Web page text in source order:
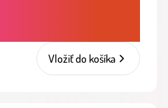
Vložiť do košíka